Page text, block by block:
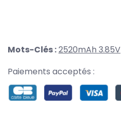
Mots-Clés :2520mAh 3.85V
Paiements acceptés :